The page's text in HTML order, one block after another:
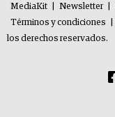
MediaKit Newsletter
Términos y condiciones
los derechos reservados.